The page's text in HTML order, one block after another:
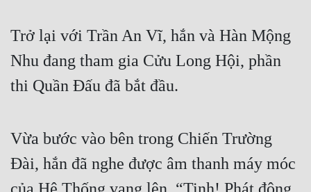
Trở lại với Trần An Vĩ, hắn và Hàn Mộng
Nhu đang tham gia Cửu Long Hội, phần
thi Quần Đấu đã bắt đầu.
Vừa bước vào bên trong Chiến Trường
Đài, hắn đã nghe được âm thanh máy móc